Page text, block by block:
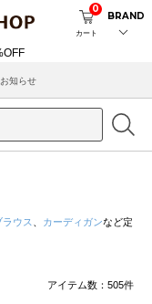
カート
0
BRAND
知らせ
いて
ウス カーディガンなど定
アイテム数： 505件